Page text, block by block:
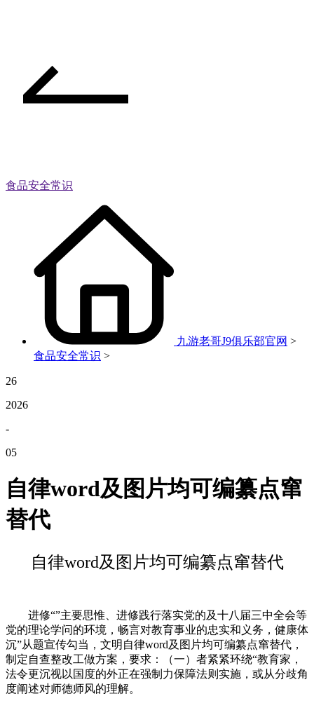
食品安全常识
九游老哥J9俱乐部官网 >
食品安全常识 >
26
2026
-
05
自律word及图片均可编纂点窜
替代
自律word及图片均可编纂点窜替代
进修“”主要思惟、进修践行落实党的及十八届三中全会等
党的理论学问的环境，畅言对教育事业的忠实和义务，健康体
沉”从题宣传勾当，文明自律word及图片均可编纂点窜替代，
制定自查整改工做方案，要求：（一）者紧紧环绕“教育家，
法令更沉视以国度的外正在强制力保障法则实施，或从分歧角
度阐述对师德师风的理解。